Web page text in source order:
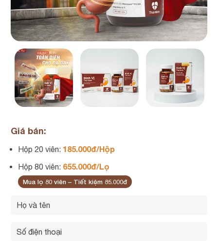
Giá bán:
Hộp 20 viên: 185.000đ/Hộp
Hộp 80 viên: 655.000đ/Lọ
Mua lọ 80 viên – Tiết kiệm 85.000đ